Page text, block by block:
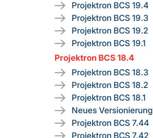
Projektron BCS 19.4
Projektron BCS 19.3
Projektron BCS 19.2
Projektron BCS 19.1
Projektron BCS 18.4
Projektron BCS 18.3
Projektron BCS 18.2
Projektron BCS 18.1
Neues
Projektron BCS 7.44
Projektron BCS 7.42